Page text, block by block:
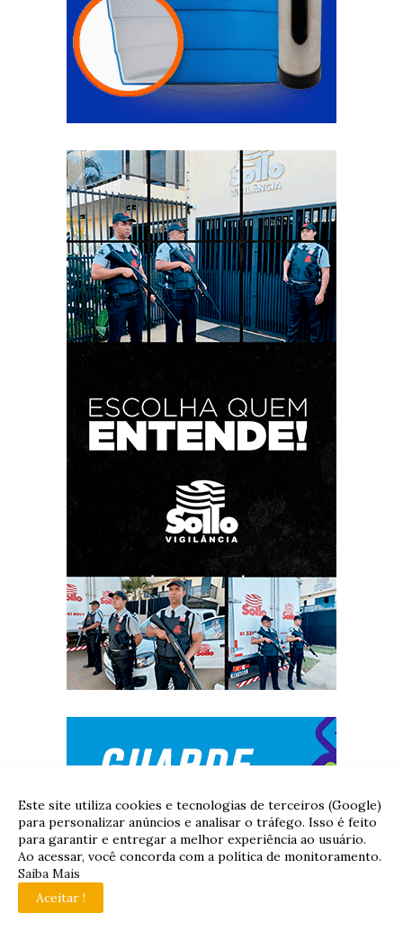
Este site utiliza cookies e tecnologias de terceiros (Google)
para personalizar anúncios e analisar o tráfego. Isso é feito
para garantir e entregar a melhor experiência ao usuário.
Ao acessar, você concorda com a política de monitoramento.
Saiba Mais
Aceitar !